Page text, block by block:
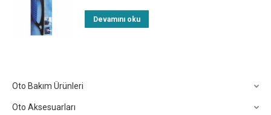
Devamını oku
Oto Bakım Ürünleri
Oto Aksesuarları